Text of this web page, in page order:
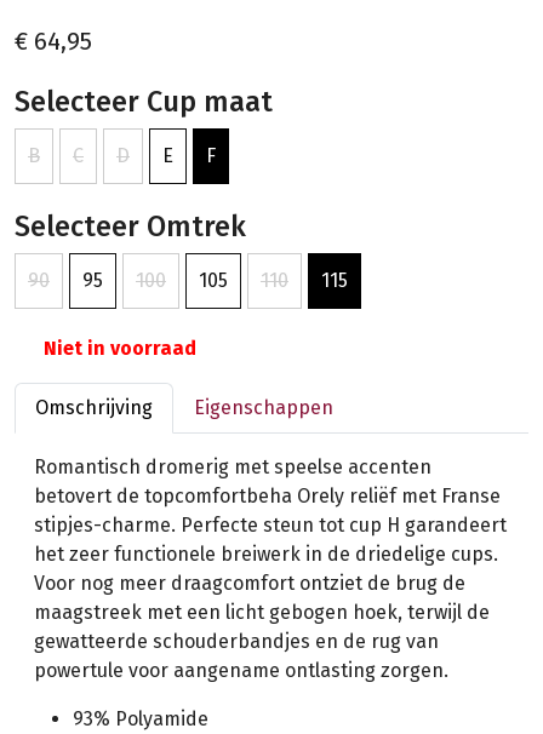
€ 64,95
Selecteer Cup maat
B C D E F
Selecteer Omtrek
90 95 100 105 110 115
Niet in voorraad
Omschrijving Eigenschappen
Romantisch dromerig met speelse accenten
betovert de topcomfortbeha Orely reliëf met Franse
stipjes-charme. Perfecte steun tot cup H garandeert
het zeer functionele breiwerk in de driedelige cups.
Voor nog meer draagcomfort ontziet de brug de
maagstreek met een licht gebogen hoek, terwijl de
gewatteerde schouderbandjes en de rug van
powertule voor aangename ontlasting zorgen.
93% Polyamide